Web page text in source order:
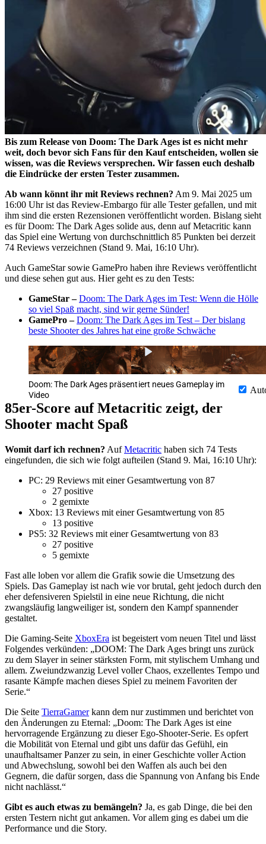
Bis zum Release von Doom: The Dark Ages ist es nicht mehr
weit, doch bevor sich Fans für den Kauf entscheiden, wollen sie
wissen, was die Reviews versprechen. Wir fassen euch deshalb
die Eindrücke der ersten Tester zusammen.
Ab wann könnt ihr mit Reviews rechnen? Am 9. Mai 2025 um
16:00 Uhr ist das Review-Embargo für alle Tester gefallen, und mit
ihm sind die ersten Rezensionen veröffentlicht worden. Bislang sieht
es für Doom: The Dark Ages solide aus, denn auf Metacritic kann
das Spiel eine Wertung von durchschnittlich 85 Punkten bei derzeit
74 Reviews verzeichnen (Stand 9. Mai, 16:10 Uhr).
Auch GameStar sowie GamePro haben ihre Reviews veröffentlicht
und diese sehen gut aus. Hier geht es zu den Tests:
GameStar – Doom: The Dark Ages im Test: Wenn die Hölle
so viel Spaß macht, sind wir gerne Sünder!
GamePro – Doom: The Dark Ages im Test – Der bislang
beste Shooter des Jahres hat eine große Schwäche
Doom: The Dark Ages präsentiert neues Gameplay im
Video
85er-Score auf Metacritic zeigt, der
Shooter macht Spaß
Womit darf ich rechnen? AufMetacritic haben sich 74 Tests
eingefunden, die sich wie folgt aufteilen (Stand 9. Mai, 16:10 Uhr):
PC: 29 Reviews mit einer Gesamtwertung von 87
27 positive
2 gemixte
Xbox: 13 Reviews mit einer Gesamtwertung von 85
13 positive
PS5: 32 Reviews mit einer Gesamtwertung von 83
27 positive
5 gemixte
Fast alle loben vor allem die Grafik sowie die Umsetzung des
Spiels. Das Gameplay ist nach wie vor brutal, geht jedoch durch den
eher defensiveren Spielstil in eine neue Richtung, die nicht
zwangsläufig langweiliger ist, sondern den Kampf spannender
gestaltet.
Die Gaming-Seite XboxEra ist begeistert vom neuen Titel und lässt
Folgendes verkünden: „DOOM: The Dark Ages bringt uns zurück
zu dem Slayer in seiner stärksten Form, mit stylischem Umhang und
allem. Zweiundzwanzig Level voller Chaos, exzellentes Tempo und
rasante Kämpfe machen dieses Spiel zu meinem Favoriten der
Serie.“
Die Seite TierraGamerkann dem nur zustimmen und berichtet von
den Änderungen zu Eternal: „Doom: The Dark Ages ist eine
hervorragende Ergänzung zu dieser Ego-Shooter-Serie. Es opfert
die Mobilität von Eternal und gibt uns dafür das Gefühl, ein
unaufhaltsamer Panzer zu sein, in einer Geschichte voller Action
und Abwechslung, sowohl bei den Waffen als auch bei den
Gegnern, die dafür sorgen, dass die Spannung von Anfang bis Ende
nicht nachlässt.“
Gibt es auch etwas zu bemängeln? Ja, es gab Dinge, die bei den
ersten Testern nicht gut ankamen. Vor allem ging es dabei um die
Performance und die Story.